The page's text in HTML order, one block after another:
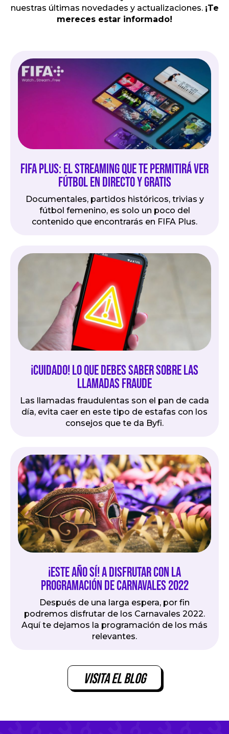
nuestras últimas novedades y actualizaciones. ¡Te
mereces estar informado!
FIFA Plus: El streaming que te permitirá ver
fútbol en directo y gratis
Documentales, partidos históricos, trivias y
fútbol femenino, es solo un poco del
contenido que encontrarás en FIFA Plus.
¡Cuidado! Lo que debes saber sobre las
llamadas fraude
Las llamadas fraudulentas son el pan de cada
día, evita caer en este tipo de estafas con los
consejos que te da Byfi.
¡Este año sí! A disfrutar con la
programación de Carnavales 2022
Después de una larga espera, por fin
podremos disfrutar de los Carnavales 2022.
Aquí te dejamos la programación de los más
relevantes.
Visita el blog